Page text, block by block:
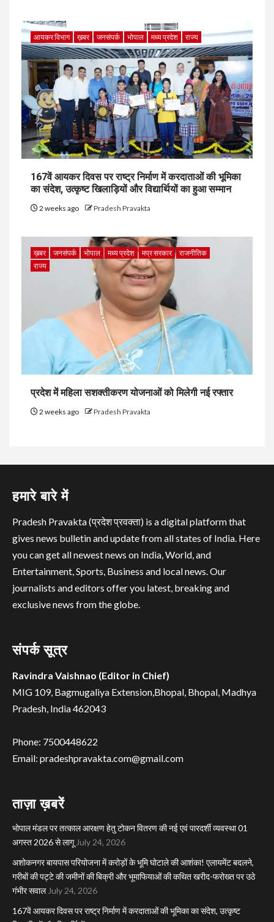
आयकर विभाग ख़बर जनसंपर्क भोपाल मध्य प्रदेश राज्य
167वें आयकर दिवस पर राष्ट्र निर्माण में करदाताओं की भूमिका
का संदेश, उत्कृष्ट खिलाड़ियों और विद्यार्थियों का हुआ सम्मान
2 weeks ago Pradesh Pravakta
ख़बर जनसंपर्क भोपाल मध्य प्रदेश मप्र सरकार
राजनीतिक
राज्य
प्रदेश में महिला सशक्तीकरण योजनाओं को मिलेगी नई रफ्तार
2 weeks ago Pradesh Pravakta
हमारे बारे में
Pradesh Pravakta (प्रदेश प्रवक्ता) is a digital platform that
gives news bulletin and update from all states of India. Here
you can get all newest news on India, World, and
Entertainment, Sports, Business and local news. Our
journalists and editors offer you latest, breaking and
exclusive news from the globe.
संपर्क सूत्र
Ravindra Vaishnao (Editor in Chief)
MIG 109, Bagmugaliya Extension,Bhopal, Bhopal, Madhya
Pradesh, India 462043
Phone: 7500448622
Email: pradeshpravakta.com@gmail.com
ताज़ा ख़बरें
भोपाल मंडल पर तत्काल आरक्षण हेतु टोकन वितरण की नई एवं पारदर्शी व्यवस्था 01
अगस्त 2026 से लागूJuly 24, 2026
अशोकनगर बायपास परियोजना में करोड़ों के भूमि घोटाले की आशंका! एलायमेंट बदलने,
गरीबों की पट्टे की जमीनों की बिक्री और भूमाफियाओं की कथित खरीद-फरोख्त पर उठे
गंभीर सवालJuly 24, 2026
167वें आयकर दिवस पर राष्ट्र निर्माण में करदाताओं की भूमिका का संदेश, उत्कृष्ट